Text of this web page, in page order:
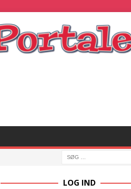
LOG IND